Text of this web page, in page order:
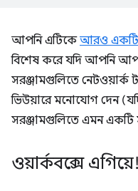
আপনি এটিকেআরও একটি
বিশেষ করে যদি আপনি
সরঞ্জামগুলিতে নেটওয়ার্ক
ভিউয়ারে মনোযোগ দেন
সরঞ্জামগুলিতে এমন একটি
ওয়ার্কবক্সে এগিয়ে!